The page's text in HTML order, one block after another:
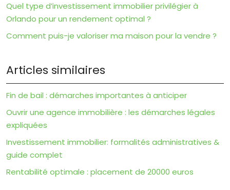
Quel type d’investissement immobilier privilégier à
Orlando pour un rendement optimal ?
Comment puis-je valoriser ma maison pour la vendre ?
Articles similaires
Fin de bail : démarches importantes à anticiper
Ouvrir une agence immobilière : les démarches légales
expliquées
Investissement immobilier: formalités administratives &
guide complet
Rentabilité optimale : placement de 20000 euros